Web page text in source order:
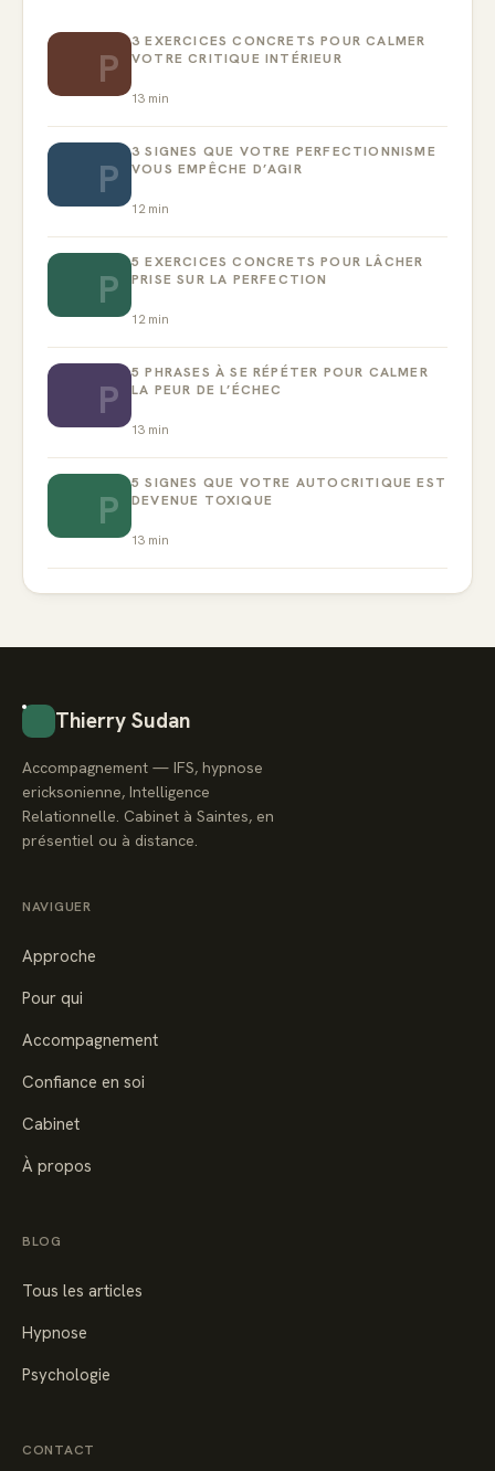
P
3 EXERCICES CONCRETS POUR CALMER
VOTRE CRITIQUE INTÉRIEUR
13 min
P
3 SIGNES QUE VOTRE PERFECTIONNISME
VOUS EMPÊCHE D’AGIR
12 min
P
5 EXERCICES CONCRETS POUR LÂCHER
PRISE SUR LA PERFECTION
12 min
P
5 PHRASES À SE RÉPÉTER POUR CALMER
LA PEUR DE L’ÉCHEC
13 min
P
5 SIGNES QUE VOTRE AUTOCRITIQUE EST
DEVENUE TOXIQUE
13 min
Thierry Sudan
Accompagnement — IFS, hypnose
ericksonienne, Intelligence
Relationnelle. Cabinet à Saintes, en
présentiel ou à distance.
NAVIGUER
Approche
Pour qui
Accompagnement
Confiance en soi
Cabinet
À propos
BLOG
Tous les articles
Hypnose
Psychologie
CONTACT